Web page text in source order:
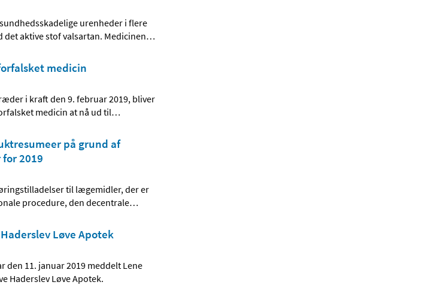
urenheder i flere
det aktive stof valsartan. Medicinen…
medicin
i kraft den 9. februar 2019, bliver
medicin at nå ud til…
på grund af
2019
til lægemidler, der er
procedure, den decentrale…
Løve Apotek
den 11. januar 2019 meddelt Lene
Haderslev Løve Apotek.